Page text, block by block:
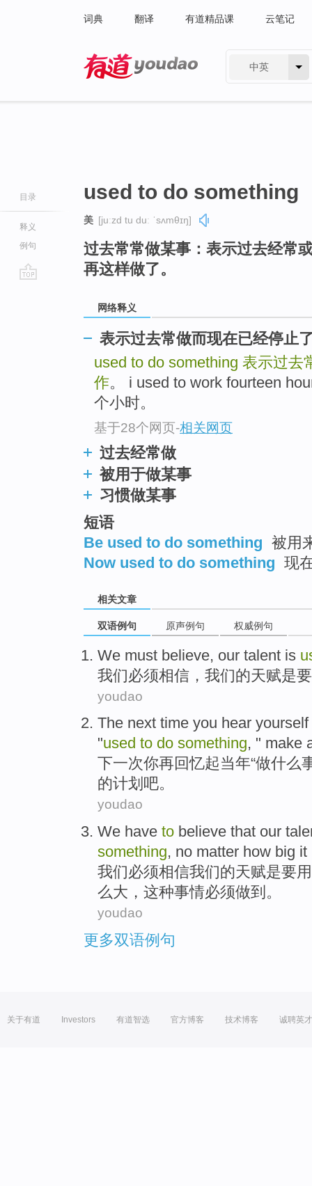
词典 翻译 有道精品课 云笔记
中英
目录
释义
例句
used to do something
美 [juːzd tu duː ˈsʌmθɪŋ]
过去常常做某事：表示过去经常
再这样做了。
网络释义
表示过去常做而现在已经停止
used to do something 表示过去
作。 i used to work fourteen
个小时。
基于28个网页-相关网页
过去经常做
被用于做某事
习惯做某事
短语
Be used to do something 被用
Now used to do something 现
相关文章
双语例句 原声例句 权威例句
We must believe, our talent is
我们必须相信 ， 我们的天赋是要
youdao
The next time you hear yourself
"used to do something, " make
下一次你再回忆起当年“做什么
的计划 吧。
youdao
We have to believe that our
something, no matter how big it
我们必须相信我们的天赋是要
么大 ， 这种事情必须做到。
youdao
更多双语例句
关于有道 Investors 有道智选 官方博客 技术博客 诚聘英才